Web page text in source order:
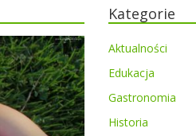
Kategorie
Aktualności
Edukacja
Gastronomia
Historia